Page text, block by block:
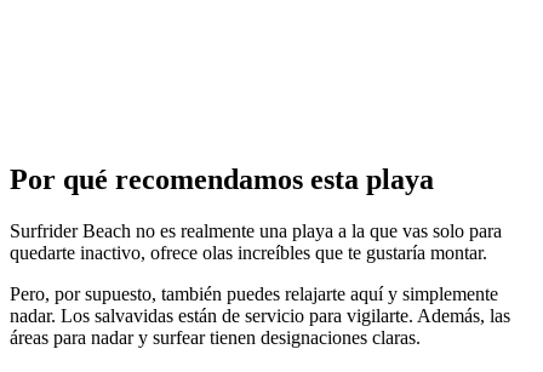
Por qué recomendamos esta playa
Surfrider Beach no es realmente una playa a la que vas solo para
quedarte inactivo, ofrece olas increíbles que te gustaría montar.
Pero, por supuesto, también puedes relajarte aquí y simplemente
nadar. Los salvavidas están de servicio para vigilarte. Además, las
áreas para nadar y surfear tienen designaciones claras.